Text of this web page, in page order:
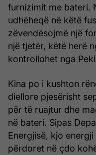
furnizimit me bateri.
udhëheqë në këtë
zëvendësojmë një
një tjetër, këtë herë
kontrollohet nga
Kina po i kushton
diellore pjesërisht
për të ruajtur dhe
në bateri. Sipas
Energjisë, kjo
përdoret në çdo